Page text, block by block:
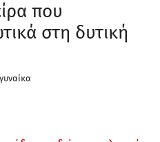
που
στη δυτική